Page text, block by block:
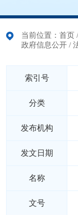
当前位置： 首页 /
政府信息公开 /
索引号
分类
发布机构
发文日期
名称
文号